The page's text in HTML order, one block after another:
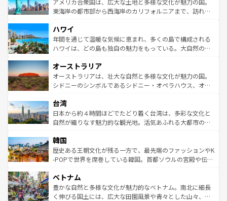
ことができる。国民の所得が高いため物価も高いが、旅行
ば市内交通費無料で観光を楽しむこともできる。 なお、新
着のスイス情報はコンテンツ一覧 を参照してほしい。
アメリカ合衆国は、広大な土地と多様な文化が魅力の国。
東海岸の都市部から西海岸のカリフォルニアまで、訪れる
のような巨大都市は、観光、ショッピング、エンターテイ
ンメントが詰まった刺激的なスポットだ。一方、アメリカ
西部には大自然が広がり、グランドキャニオンやイエロー
部のニューオーリンズでは、音楽と美食が融合した独特の
文化が魅力。旅行者はアメリカの各地域で異なる魅力を楽
しみながら、その多様性と豊かな歴史を感じることができ
ならではの贅沢な旅のスタイルだ。 なお、新着のアメリカ
情報はコンテンツ一覧を参照してほしい。
ハワイ
年間を通じて温暖な気候に恵まれ、多くの島で構成される
ハワイは、どの島も独自の魅力をもっている。大自然の神
ワイ島は見逃せない。また、定番の観光地といえばオアフ
島だが、静かな自然を求めるならマウイ島やカウアイ島が
おすすめ。エメラルドグリーンに輝く海をはじめ、豊かな
れるおもてなしの心で訪れる人々を迎えてくれるハワイの
人々、おいしいローカルフードやハワイアンミュージッ
ク、伝統的なフラダンスなど、すべてがハワイの魅力を彩
ワイを、存分に味わってほしい。 なお、新着のハワイ情報
はコンテンツ一覧を参照してほしい。
オーストラリア
オーストラリアは、壮大な自然と多様な文化が魅力の国。
シドニーのシンボルであるシドニー・オペラハウス、オー
リアリーフや大陸中央部にそびえるウルル（エアーズロッ
ク）、タスマニアの美しい原生林やケアンズの熱帯雨林な
ど、見どころがたくさん。また、カフェやワイン、オージ
いる。アクティビティも充実しており、サーフィンやダイ
ビング、ハイキングなど、アウトドア好きにはたまらな
い。オーストラリアの多彩な魅力を存分に味わいつくそ
参照してほしい。
台湾
日本から約４時間ほどでたどり着く台湾は、多彩な文化と
自然が織りなす魅力的な観光地。活気あふれる大都市の台
ン）、静ひつな山岳地帯である台湾東部など、都市の喧騒
と山間の静けさが共存しており、訪れる人に新しい発見と
驚きをもたらしてくれる。また、奥深い台湾の食文化も魅
容にもいいと評判のスイーツなど、バラエティ豊かな料理
が味わえる。 なお、新着の台湾情報は コンテンツ一覧を参
照してほしい。
韓国
歴史ある王朝文化が残る一方で、最先端のファッションやK
-POPで世界を席巻している韓国。首都ソウルの宮殿や伝統
き、地方に足を延ばせば四季折々の自然美を楽しむことが
できる。そして、キムチや焼肉、絶品のストリートフード
まで、さまざまな韓国料理が待っている。夜には、韓国な
ベトナム
豊かな自然と多様な文化が魅力的なベトナム。南北に細長
く伸びる国土には、広大な田園風景や青々とした山々、世